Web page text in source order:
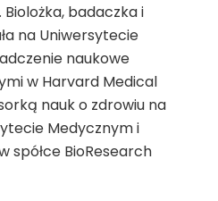
badaczka i
na Uniwersytecie
naukowe
w Harvard Medical
nauk o zdrowiu na
Medycznym i
spółce BioResearch